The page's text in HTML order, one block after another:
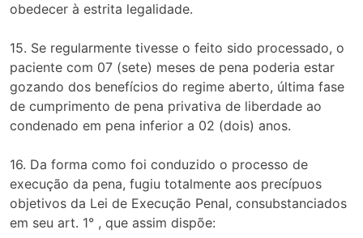
obedecer à estrita legalidade.
15. Se regularmente tivesse o feito sido processado, o
paciente com 07 (sete) meses de pena poderia estar
gozando dos benefícios do regime aberto, última fase
de cumprimento de pena privativa de liberdade ao
condenado em pena inferior a 02 (dois) anos.
16. Da forma como foi conduzido o processo de
execução da pena, fugiu totalmente aos precípuos
objetivos da Lei de Execução Penal, consubstanciados
em seu art. 1° , que assim dispõe: